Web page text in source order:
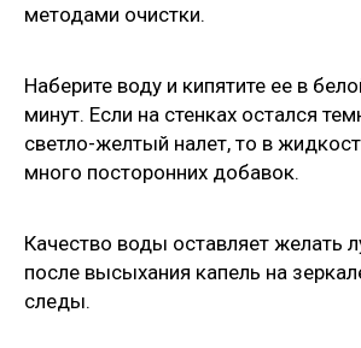
методами очистки.
Наберите воду и кипятите ее в
минут. Если на стенках остался
светло-желтый налет, то в
много посторонних добавок.
Качество воды оставляет желать
после высыхания капель на
следы.